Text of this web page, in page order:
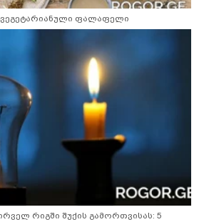
ფალაფელი
რიგში შუქის გამორთვისას: 5